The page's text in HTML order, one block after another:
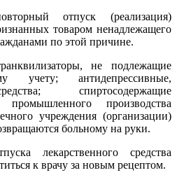
отпуск (реализация)
товаром ненадлежащего
по этой причине.
не подлежащие
учету; антидепрессивные,
спиртосодержащие
промышленного производства
учреждения (организации)
больному на руки.
лекарственного средства
к врачу за новым рецептом.